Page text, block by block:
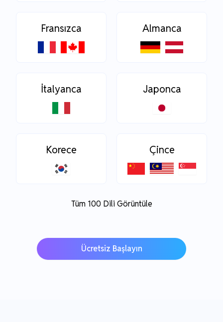
Fransızca Almanca
İtalyanca Japonca
Korece Çince
Tüm 100 Dili Görüntüle
Ücretsiz Başlayın